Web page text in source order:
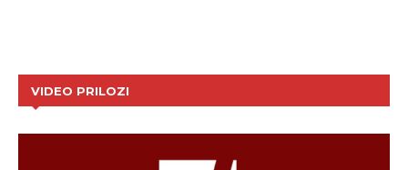
VIDEO PRILOZI